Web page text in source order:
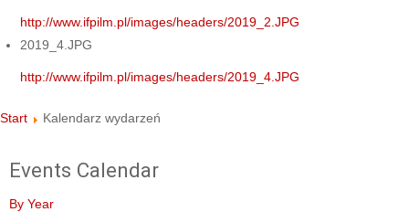
http://www.ifpilm.pl/images/headers/2019_2.JPG
2019_4.JPG
http://www.ifpilm.pl/images/headers/2019_4.JPG
Start Kalendarz wydarzeń
Events Calendar
By Year